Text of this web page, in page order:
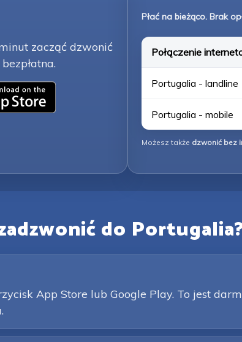
zacząć dzwonić
Płać na bieżąco. Brak
Połączenie
Portugalia - landline
Portugalia - mobile
Możesz także dzwonić bez
do
App Store lub Google Play. To jest